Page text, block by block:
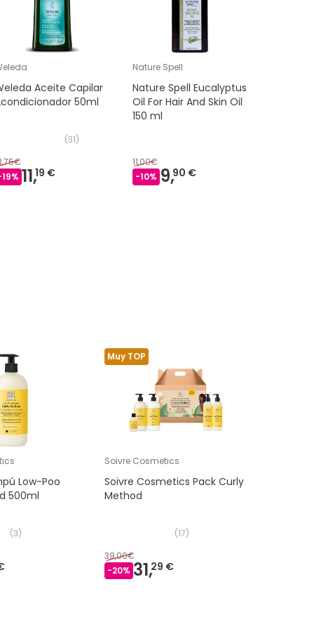
Aceite Capilar
50ml
(31)
19% 11,19 €
Nature Spell
Nature Spell Eucalyptus
Oil For Hair And Skin Oil
150 ml
11,00€
-10% 9,90 €
Low-Poo
500ml
(3)
Muy TOP
Soivre Cosmetics
Soivre Cosmetics Pack Curly
Method
(17)
39,00€
-20% 31,29 €